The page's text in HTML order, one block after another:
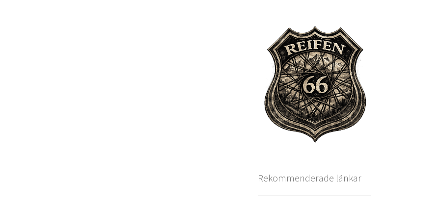
Rekommenderade länkar